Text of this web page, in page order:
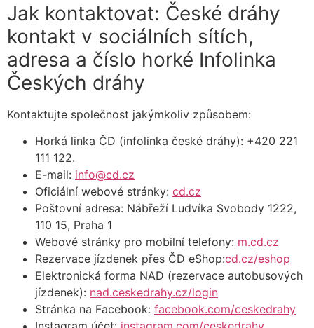
Jak kontaktovat: České dráhy
kontakt v sociálních sítích,
adresa a číslo horké Infolinka
Českých dráhy
Kontaktujte společnost jakýmkoliv způsobem:
Horká linka ČD (infolinka české dráhy): +420 221
111 122.
E-mail: info@cd.cz
Oficiální webové stránky: cd.cz
Poštovní adresa: Nábřeží Ludvíka Svobody 1222,
110 15, Praha 1
Webové stránky pro mobilní telefony: m.cd.cz
Rezervace jízdenek přes ČD eShop:cd.cz/eshop
Elektronická forma NAD (rezervace autobusových
jízdenek): nad.ceskedrahy.cz/login
Stránka na Facebook: facebook.com/ceskedrahy